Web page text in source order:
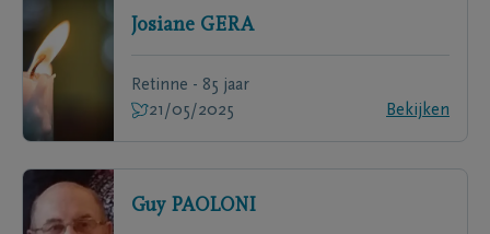
Josiane GERA
Retinne - 85 jaar
21/05/2025
Bekijken
Guy PAOLONI